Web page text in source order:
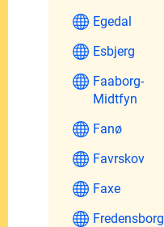
Egedal
Esbjerg
Faaborg-
Midtfyn
Fanø
Favrskov
Faxe
Fredensborg